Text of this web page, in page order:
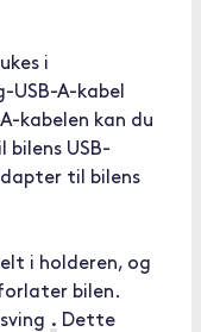
i
USB-A-kabel
kabelen kan du
bilens USB-
til bilens
i holderen, og
bilen.
. Dette